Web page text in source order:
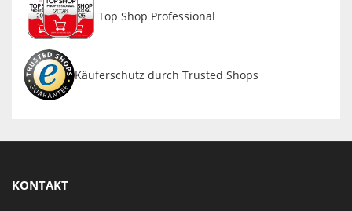
Top Shop Professional
Käuferschutz durch Trusted Shops
KONTAKT